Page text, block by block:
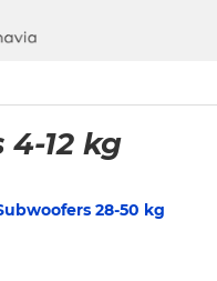
12 kg
28-50 kg